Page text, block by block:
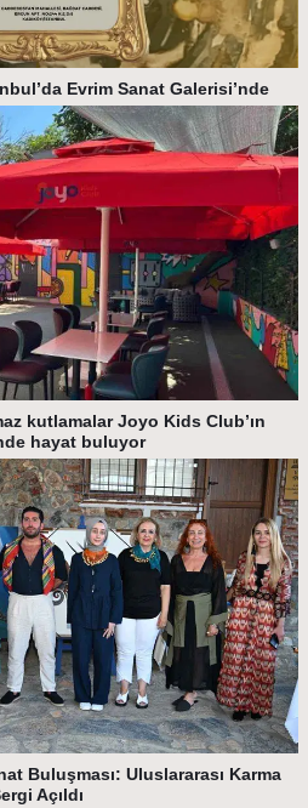
Evrim Sanat Galerisi’nde
kutlamalar Joyo Kids Club’ın
hayat buluyor
Buluşması: Uluslararası Karma
Açıldı